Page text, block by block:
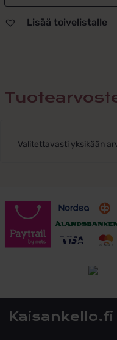
Lisää toivelistalle
Valitettavasti yksikään
Kaisankello.fi